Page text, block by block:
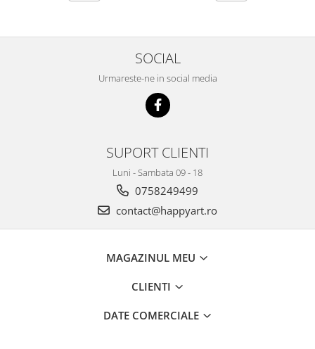
SOCIAL
Urmareste-ne in social media
SUPORT CLIENTI
Luni - Sambata 09 - 18
0758249499
contact@happyart.ro
MAGAZINUL MEU
CLIENTI
DATE COMERCIALE